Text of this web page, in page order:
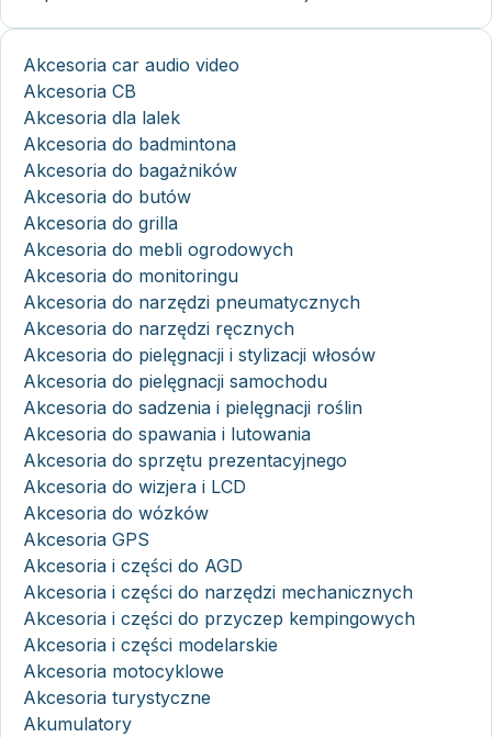
Akcesoria car audio video
Akcesoria CB
Akcesoria dla lalek
Akcesoria do badmintona
Akcesoria do bagażników
Akcesoria do butów
Akcesoria do grilla
Akcesoria do mebli ogrodowych
Akcesoria do monitoringu
Akcesoria do narzędzi pneumatycznych
Akcesoria do narzędzi ręcznych
Akcesoria do pielęgnacji i stylizacji włosów
Akcesoria do pielęgnacji samochodu
Akcesoria do sadzenia i pielęgnacji roślin
Akcesoria do spawania i lutowania
Akcesoria do sprzętu prezentacyjnego
Akcesoria do wizjera i LCD
Akcesoria do wózków
Akcesoria GPS
Akcesoria i części do AGD
Akcesoria i części do narzędzi mechanicznych
Akcesoria i części do przyczep kempingowych
Akcesoria i części modelarskie
Akcesoria motocyklowe
Akcesoria turystyczne
Akumulatory